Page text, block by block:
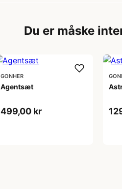
Du er måske
GONHER
Agentsæt
499,00 kr